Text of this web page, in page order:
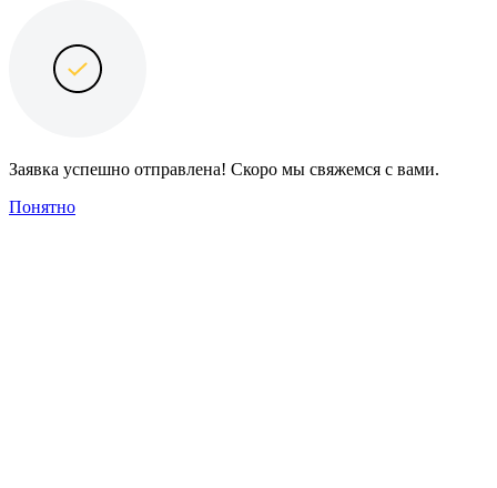
Заявка успешно отправлена! Скоро мы свяжемся с вами.
Понятно